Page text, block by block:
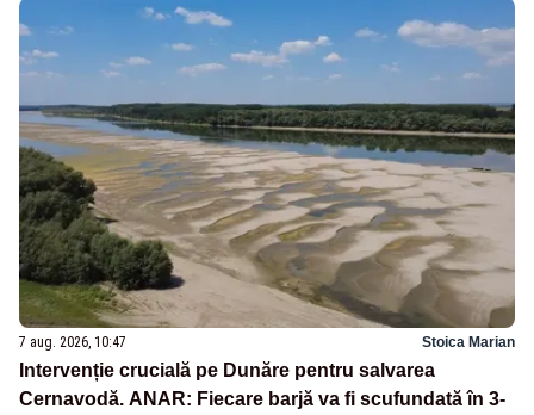
7 aug. 2026, 10:47 Stoica Marian
Intervenție crucială pe Dunăre pentru salvarea
Cernavodă. ANAR: Fiecare barjă va fi scufundată în 3-